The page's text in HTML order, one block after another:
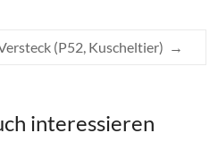
(P52, Kuscheltier) →
interessieren